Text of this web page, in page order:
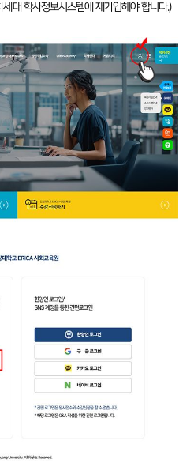
대 학사정보시스템에 재가입해야 합니다.)